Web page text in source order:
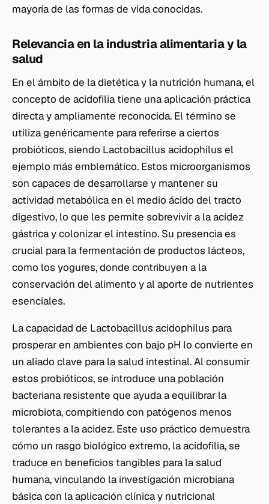
mayoría de las formas de vida conocidas.
Relevancia en la industria alimentaria y la
salud
En el ámbito de la dietética y la nutrición humana, el
concepto de acidofilia tiene una aplicación práctica
directa y ampliamente reconocida. El término se
utiliza genéricamente para referirse a ciertos
probióticos, siendo Lactobacillus acidophilus el
ejemplo más emblemático. Estos microorganismos
son capaces de desarrollarse y mantener su
actividad metabólica en el medio ácido del tracto
digestivo, lo que les permite sobrevivir a la acidez
gástrica y colonizar el intestino. Su presencia es
crucial para la fermentación de productos lácteos,
como los yogures, donde contribuyen a la
conservación del alimento y al aporte de nutrientes
esenciales.
La capacidad de Lactobacillus acidophilus para
prosperar en ambientes con bajo pH lo convierte en
un aliado clave para la salud intestinal. Al consumir
estos probióticos, se introduce una población
bacteriana resistente que ayuda a equilibrar la
microbiota, compitiendo con patógenos menos
tolerantes a la acidez. Este uso práctico demuestra
cómo un rasgo biológico extremo, la acidofilia, se
traduce en beneficios tangibles para la salud
humana, vinculando la investigación microbiana
básica con la aplicación clínica y nutricional